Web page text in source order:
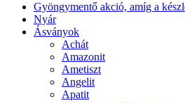
Gyöngymentő akció, amíg a
Nyár
Ásványok
Achát
Amazonit
Ametiszt
Angelit
Apatit